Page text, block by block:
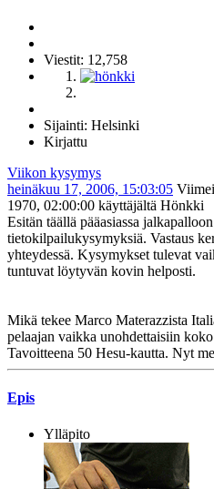
Viestit: 12,758
Sijainti: Helsinki
Kirjattu
Viikon kysymys
heinäkuu 17, 2006, 15:03:05
1970, 02:00:00 käyttäjältä Hönkki
Esitän täällä pääasiassa
tietokilpailukysymyksiä. Vastaus
yhteydessä. Kysymykset tulevat
tuntuvat löytyvän kovin helposti.
Mikä tekee Marco Materazzista
pelaajan vaikka unohdettaisiin
Tavoitteena 50 Hesu-kautta. Nyt
Epis
Ylläpito